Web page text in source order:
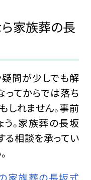
家族葬の長
問が少しでも解
ってからでは落ち
しれません。事前
う。家族葬の長坂
る相談を承ってい